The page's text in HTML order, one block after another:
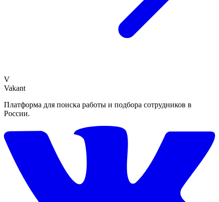
V
Vakant
Платформа для поиска работы и подбора сотрудников в
России.